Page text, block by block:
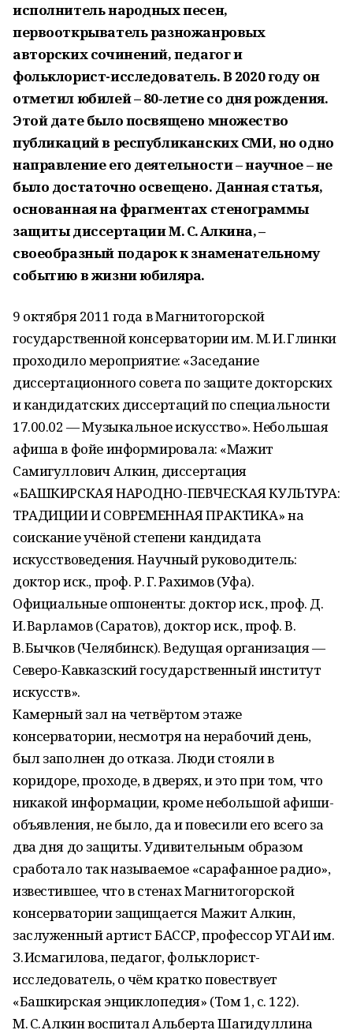
исполнитель народных песен,
первооткрыватель разножанровых
авторских сочинений, педагог и
фольклорист-исследователь. В 2020 году он
отметил юбилей – 80‑летие со дня рождения.
Этой дате было посвящено множество
публикаций в республиканских СМИ, но одно
направление его деятельности – научное – не
было достаточно освещено. Данная статья,
основанная на фрагментах стенограммы
защиты диссертации М. С. Алкина, –
своеобразный подарок к знаменательному
событию в жизни юбиляра.
9 октября 2011 года в Магнитогорской
государственной консерватории им. М. И. Глинки
проходило мероприятие: «Заседание
диссертационного совета по защите докторских
и кандидатских диссертаций по специальности
17.00.02 — Музыкальное искусство». Небольшая
афиша в фойе информировала: «Мажит
Самигуллович Алкин, диссертация
«БАШКИРСКАЯ НАРОДНО-ПЕВЧЕСКАЯ КУЛЬТУРА:
ТРАДИЦИИ И СОВРЕМЕННАЯ ПРАКТИКА» на
соискание учёной степени кандидата
искусствоведения. Научный руководитель:
доктор иск., проф. Р. Г. Рахимов (Уфа).
Официальные оппоненты: доктор иск., проф. Д.
И. Варламов (Саратов), доктор иск., проф. В.
В. Бычков (Челябинск). Ведущая организация —
Северо-Кавказский государственный институт
искусств».
Камерный зал на четвёртом этаже
консерватории, несмотря на нерабочий день,
был заполнен до отказа. Люди стояли в
коридоре, проходе, в дверях, и это при том, что
никакой информации, кроме небольшой афиши-
объявления, не было, да и повесили его всего за
два дня до защиты. Удивительным образом
сработало так называемое «сарафанное радио»,
известившее, что в стенах Магнитогорской
консерватории защищается Мажит Алкин,
заслуженный артист БАССР, профессор УГАИ им.
З. Исмагилова, педагог, фольклорист-
исследователь, о чём кратко повествует
«Башкирская энциклопедия» (Том 1, с. 122).
М. С. Алкин воспитал Альберта Шагидуллина